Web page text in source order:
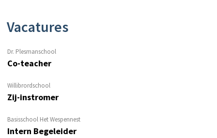
Vacatures
Dr. Plesmanschool
Co-teacher
Willibrordschool
Zij-instromer
Basisschool Het Wespennest
Intern Begeleider